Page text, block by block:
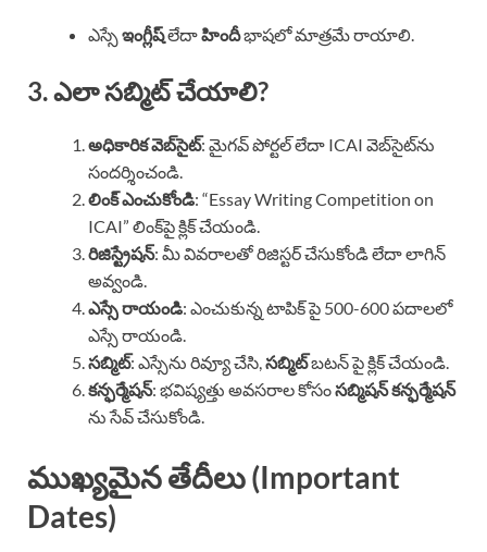
ఎస్సే ఇంగ్లీష్లేదాహిందీభాషలో మాత్రమే రాయాలి.
3. ఎలా సబ్మిట్ చేయాలి?
అధికారిక వెబ్‌సైట్: మైగవ్ పోర్టల్ లేదా ICAI వెబ్‌సైట్‌ను
సందర్శించండి.
లింక్ ఎంచుకోండి: “Essay Writing Competition on
ICAI” లింక్‌పై క్లిక్ చేయండి.
రిజిస్ట్రేషన్: మీ వివరాలతో రిజిస్టర్ చేసుకోండి లేదా లాగిన్
అవ్వండి.
ఎస్సే రాయండి: ఎంచుకున్న టాపిక్ పై 500-600 పదాలలో
ఎస్సే రాయండి.
సబ్మిట్: ఎస్సేను రివ్యూ చేసి,సబ్మిట్బటన్ పై క్లిక్ చేయండి.
కన్ఫర్మేషన్: భవిష్యత్తు అవసరాల కోసంసబ్మిషన్ కన్ఫర్మేషన్
ను సేవ్ చేసుకోండి.
ముఖ్యమైన తేదీలు (Important
Dates)